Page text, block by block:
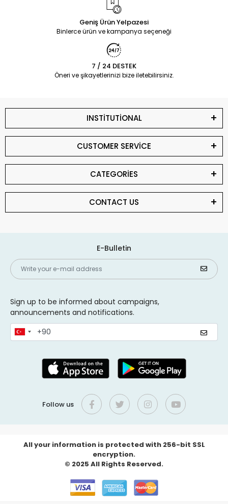
Geniş Ürün Yelpazesi
Binlerce ürün ve kampanya seçeneği
7 / 24 DESTEK
Öneri ve şikayetlerinizi bize iletebilirsiniz.
INSTİTUTİONAL
CUSTOMER SERVİCE
CATEGORİES
CONTACT US
E-Bulletin
Sign up to be informed about campaigns,
announcements and notifications.
Follow us
All your information is protected with 256-bit SSL
encryption.
© 2025 All Rights Reserved.